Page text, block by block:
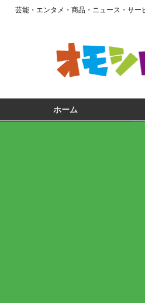
芸能・エンタメ・商品・ニュース・サー
ホーム